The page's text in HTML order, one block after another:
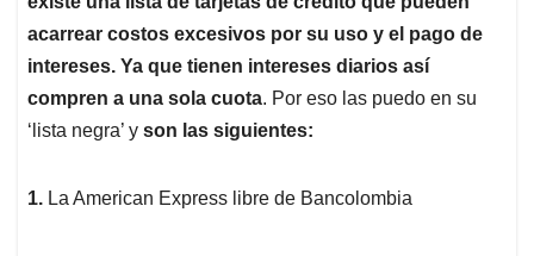
acarrear costos excesivos por su uso y el pago de
intereses. Ya que tienen intereses diarios así
compren a una sola cuota. Por eso las puedo en su
‘lista negra’ y son las siguientes:
1. La American Express libre de Bancolombia